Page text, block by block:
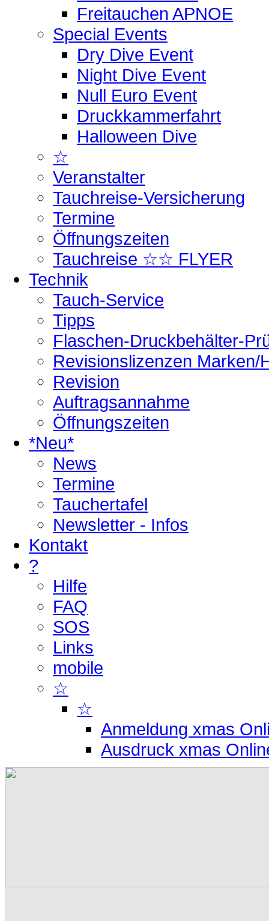
Freitauchen APNOE
Special Events
Dry Dive Event
Night Dive Event
Null Euro Event
Druckkammerfahrt
Halloween Dive
☆
Veranstalter
Tauchreise-Versicherung
Termine
Öffnungszeiten
Tauchreise ☆☆ FLYER
Technik
Tauch-Service
Tipps
Flaschen-Druckbehälter-
Revisionslizenzen Marken/
Revision
Auftragsannahme
Öffnungszeiten
*Neu*
News
Termine
Tauchertafel
Newsletter - Infos
Kontakt
?
Hilfe
FAQ
SOS
Links
mobile
☆
☆
Anmeldung xmas
Ausdruck xmas